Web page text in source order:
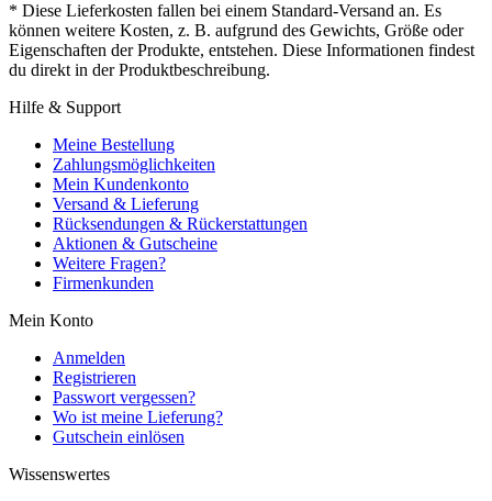
* Diese Lieferkosten fallen bei einem Standard-Versand an. Es
können weitere Kosten, z. B. aufgrund des Gewichts, Größe oder
Eigenschaften der Produkte, entstehen. Diese Informationen findest
du direkt in der Produktbeschreibung.
Hilfe & Support
Meine Bestellung
Zahlungsmöglichkeiten
Mein Kundenkonto
Versand & Lieferung
Rücksendungen & Rückerstattungen
Aktionen & Gutscheine
Weitere Fragen?
Firmenkunden
Mein Konto
Anmelden
Registrieren
Passwort vergessen?
Wo ist meine Lieferung?
Gutschein einlösen
Wissenswertes